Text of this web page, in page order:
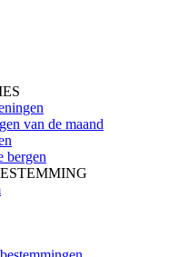
van de maand
bergen